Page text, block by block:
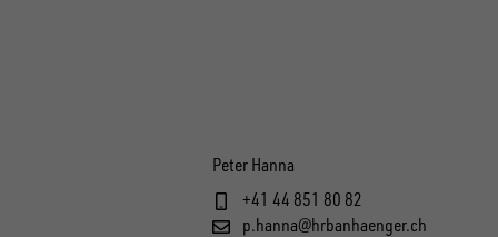
Peter Hanna
+41 44 851 80 82
p.hanna@hrbanhaenger.ch